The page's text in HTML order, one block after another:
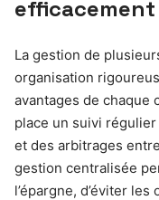
efficacement
La gestion de
organisation
avantages de chaque
place un suivi
et des arbitrages
gestion centralisée
l’épargne, d’éviter